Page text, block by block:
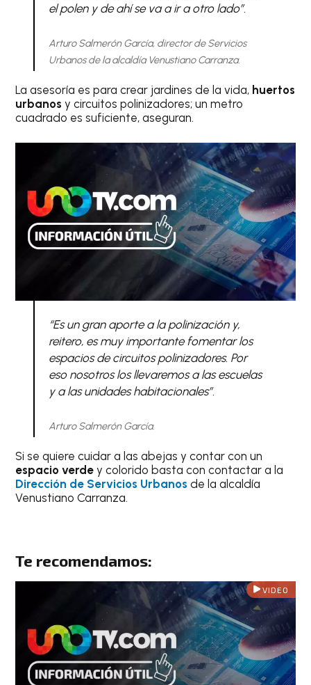
el polen y de ahí se va a ir a otro lado”.
Arturo Salmerón García, director de Servicios
Urbanos de la alcaldía Venustiano Carranza.
La asesoría es para crear jardines de la vida, huertos
urbanos y circuitos polinizadores; un metro
cuadrado es suficiente, aseguran.
“Es un gran aporte a la polinización y,
reitero, es muy importante fomentar los
espacios de circuitos polinizadores. Por
eso nosotros los llevaremos a las escuelas
y a las unidades habitacionales”.
Arturo Salmerón García.
Si se quiere cuidar a las abejas y contar con un
espacio verde y colorido basta con contactar a la
Dirección de Servicios Urbanos de la alcaldía
Venustiano Carranza.
Te recomendamos:
VIDEO